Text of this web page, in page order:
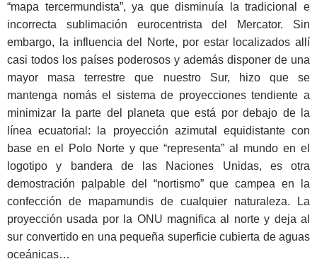
“mapa tercermundista”, ya que disminuía la tradicional e
incorrecta sublimación eurocentrista del Mercator. Sin
embargo, la influencia del Norte, por estar localizados allí
casi todos los países poderosos y además disponer de una
mayor masa terrestre que nuestro Sur, hizo que se
mantenga nomás el sistema de proyecciones tendiente a
minimizar la parte del planeta que está por debajo de la
línea ecuatorial: la proyección azimutal equidistante con
base en el Polo Norte y que “representa” al mundo en el
logotipo y bandera de las Naciones Unidas, es otra
demostración palpable del “nortismo” que campea en la
confección de mapamundis de cualquier naturaleza. La
proyección usada por la ONU magnifica al norte y deja al
sur convertido en una pequeña superficie cubierta de aguas
oceánicas…